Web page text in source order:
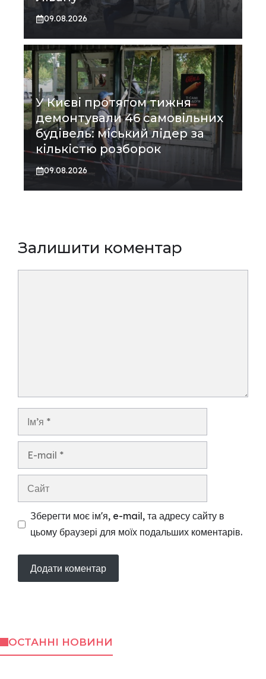
09.08.2026
У Києві протягом тижня
демонтували 46 самовільних
будівель: міський лідер за
кількістю розборок
09.08.2026
Залишити коментар
Ім’я
Сайт
Зберегти моє ім'я, e-mail, та адресу сайту в
цьому браузері для моїх подальших коментарів.
ОСТАННІ НОВИНИ